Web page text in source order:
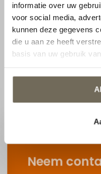
die u aan ze heeft
basis van uw gebruik
Auping Cloud Hoofdkussen
Neem